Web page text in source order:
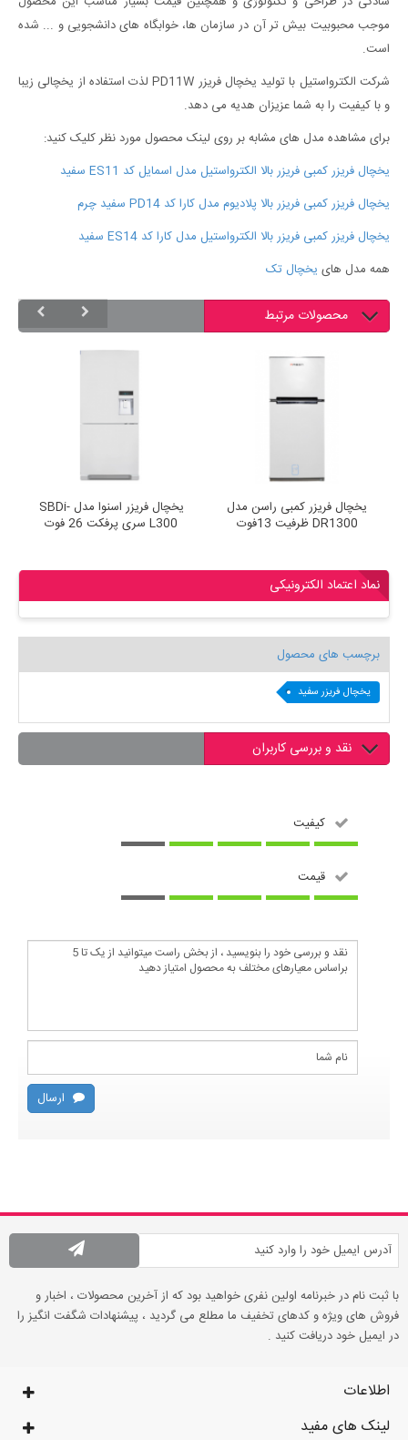
موجب محبوبیت بیش تر آن در سازمان ها، خوابگاه های دانشجویی و ... شده
است.
شرکت الکترواستیل با تولید یخچال فریزر PD11W لذت استفاده از یخچالی زیبا
و با کیفیت را به شما عزیزان هدیه می دهد.
برای مشاهده مدل های مشابه بر روی لینک محصول مورد نظر کلیک کنید:
یخچال فریزر کمبی فریزر بالا الکترواستیل مدل اسمایل کد ES11 سفید
یخچال فریزر کمبی فریزر بالا پلادیوم مدل کارا کد PD14 سفید چرم
یخچال فریزر کمبی فریزر بالا الکترواستیل مدل کارا کد ES14 سفید
همه مدل های یخچال تک
محصولات مرتبط
یخچال فریزر اسنوا مدل SBDi-
L300 سری پرفکت 26 فوت
یخچال فریزر کمبی راسن مدل
DR1300 ظرفیت 13فوت
نماد اعتماد الکترونیکی
برچسب های محصول
یخچال فریزر سفید
نقد و بررسی کاربران
کیفیت
قیمت
ارسال
با ثبت نام در خبرنامه اولین نفری خواهید بود که از آخرین محصولات ، اخبار و
فروش های ویژه و کدهای تخفیف ما مطلع می گردید ، پیشنهادات شگفت انگیز را
در ایمیل خود دریافت کنید .
اطلاعات
لینک های مفید